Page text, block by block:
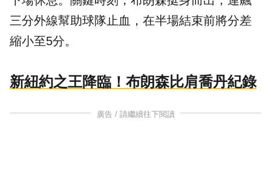
三分外線幫助球隊止血，在半場結束前將分差
縮小至5分。
新紐約之王降臨！布朗森比肩喬丹紀錄
廣告 / 請繼續往下閱讀